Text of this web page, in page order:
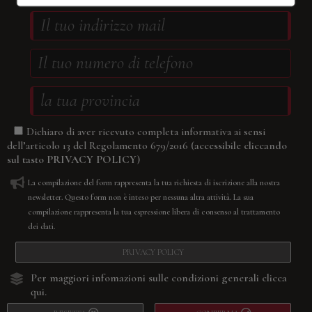
Dichiaro di aver ricevuto completa informativa ai sensi
dell’articolo 13 del Regolamento 679/2016 (accessibile cliccando
sul tasto PRIVACY POLICY)
La compilazione del form rappresenta la tua richiesta di iscrizione alla nostra
newsletter. Questo form non è inteso per nessuna altra attività. La sua
compilazione rappresenta la tua espressione libera di consenso al trattamento
dei dati.
PRIVACY POLICY
Per maggiori infomazioni sulle condizioni generali clicca
qui.